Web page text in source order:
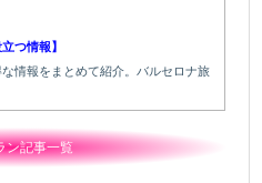
つ情報】
情報をまとめて紹介。バルセロナ旅
ン記事一覧